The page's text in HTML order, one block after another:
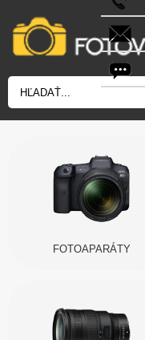
FOTOAPARÁTY